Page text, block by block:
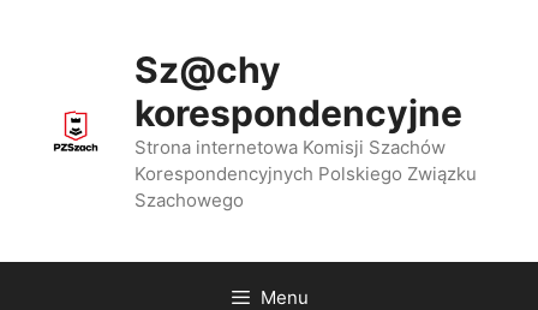
Sz@chy
korespondencyjne
Strona internetowa Komisji Szachów
Korespondencyjnych Polskiego Związku
Szachowego
Menu